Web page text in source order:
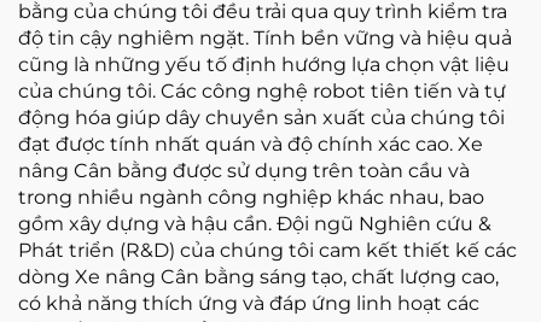
bằng của chúng tôi đều trải qua quy trình kiểm tra
độ tin cậy nghiêm ngặt. Tính bền vững và hiệu quả
cũng là những yếu tố định hướng lựa chọn vật liệu
của chúng tôi. Các công nghệ robot tiên tiến và tự
động hóa giúp dây chuyền sản xuất của chúng tôi
đạt được tính nhất quán và độ chính xác cao. Xe
nâng Cân bằng được sử dụng trên toàn cầu và
trong nhiều ngành công nghiệp khác nhau, bao
gồm xây dựng và hậu cần. Đội ngũ Nghiên cứu &
Phát triển (R&D) của chúng tôi cam kết thiết kế các
dòng Xe nâng Cân bằng sáng tạo, chất lượng cao,
có khả năng thích ứng và đáp ứng linh hoạt các